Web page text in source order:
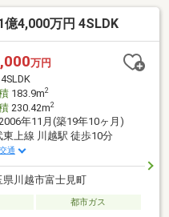
●全室クロス張替え●2階洗
●エコカラット一面全て設
コン新設●金物交換（一
ニング（外回りも含む）
4,000万円 4SLDK
万円
4SLDK
183.9m2
230.42m2
年11月(築19年10ヶ月)
東上線 川越駅 徒歩10分
通
県川越市富士見町
都市ガス